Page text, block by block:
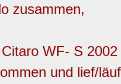
zusammen,
WF- S
und lief/